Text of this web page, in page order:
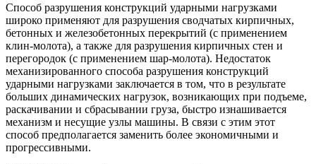
Способ разрушения конструкций ударными нагрузками
широко применяют для разрушения сводчатых кирпичных,
бетонных и железобетонных перекрытий (с применением
клин-молота), а также для разрушения кирпичных стен и
перегородок (с применением шар-молота). Недостаток
механизированного способа разрушения конструкций
ударными нагрузками заключается в том, что в результате
больших динамических нагрузок, возникающих при подъеме,
раскачивании и сбрасывании груза, быстро изнашивается
механизм и несущие узлы машины. В связи с этим этот
способ предполагается заменить более экономичными и
прогрессивными.